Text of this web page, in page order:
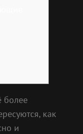
более
как
и